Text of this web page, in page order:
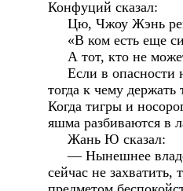
Конфуций сказал:
Цю, Чжоу Жэнь
«В ком есть еще
А тот, кто не
Если в опасности
тогда к чему
Когда тигры и
яшма разбиваются в
Жань Ю сказал:
— Нынешнее
сейчас не